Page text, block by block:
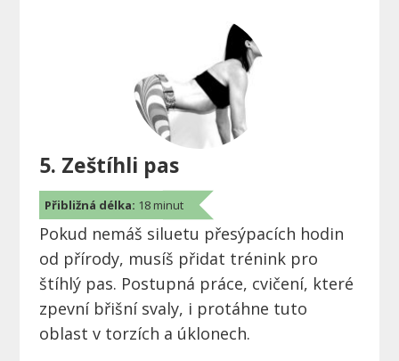
5. Zeštíhli pas
Přibližná délka: 18 minut
Pokud nemáš siluetu přesýpacích hodin
od přírody, musíš přidat trénink pro
štíhlý pas. Postupná práce, cvičení, které
zpevní břišní svaly, i protáhne tuto
oblast v torzích a úklonech.